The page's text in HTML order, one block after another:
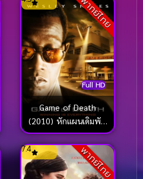
พากย์ไทย
Full HD
Game of Death
(2010) หักแผนเดิมพัน
มหากาฬ
พากย์ไทย
7.4